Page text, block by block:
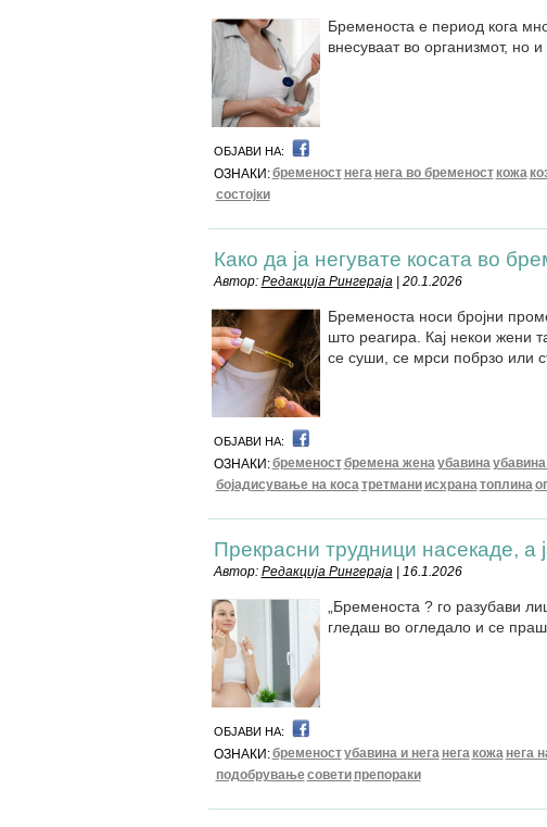
Бременоста е период кога
внесуваат во организмот, но
ОБЈАВИ НА:
ОЗНАКИ:бременост нега нега во бременост кожа
состојки
Како да ја негувате косата во
Автор: Редакција Рингераја| 20.1.2026
Бременоста носи бројни
што реагира. Кај некои жени
се суши, се мрси побрзо или
ОБЈАВИ НА:
ОЗНАКИ:бременостбремена женаубавинаубавина
бојадисување на косатретмани исхранатоплина
Прекрасни трудници насекаде, а
Автор: Редакција Рингераја| 16.1.2026
„Бременоста ? го разубави
гледаш во огледало и се
ОБЈАВИ НА:
ОЗНАКИ:бременостубавина и нега нега кожа нега
подобрувањесовети препораки